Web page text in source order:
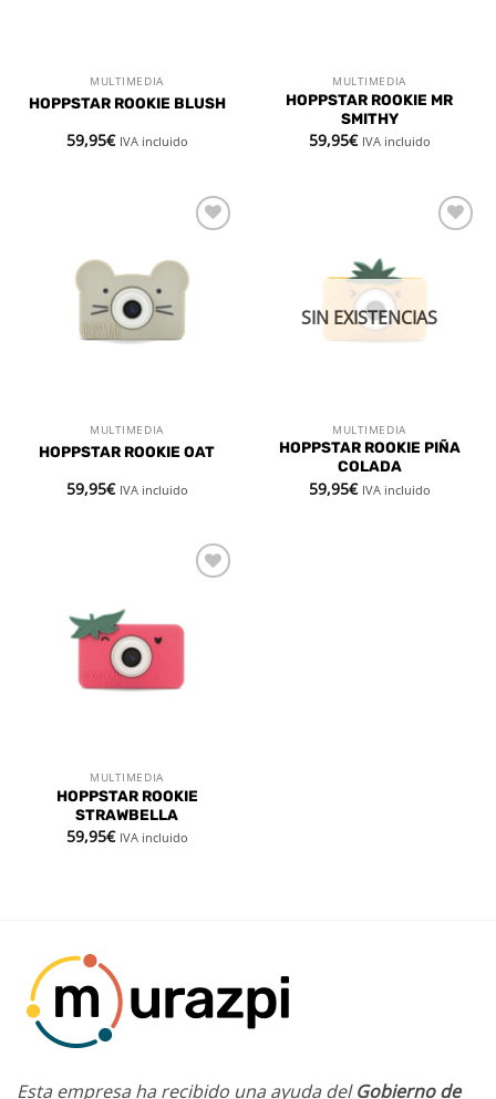
MULTIMEDIA
HOPPSTAR ROOKIE BLUSH
59,95€ IVA incluido
MULTIMEDIA
HOPPSTAR ROOKIE MR
SMITHY
59,95€ IVA incluido
lista de
deseos
MULTIMEDIA
HOPPSTAR ROOKIE OAT
59,95€ IVA incluido
SIN EXISTENCIAS
MULTIMEDIA
HOPPSTAR ROOKIE PIÑA
COLADA
59,95€ IVA incluido
lista de
MULTIMEDIA
HOPPSTAR ROOKIE
STRAWBELLA
59,95€ IVA incluido
Esta empresa ha recibido una ayuda delGobierno de